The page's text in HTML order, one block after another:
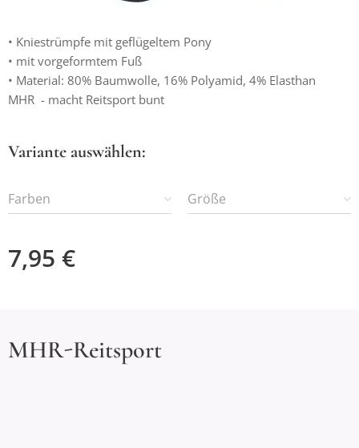
• Kniestrümpfe mit geflügeltem Pony
• mit vorgeformtem Fuß
• Material: 80% Baumwolle, 16% Polyamid, 4% Elasthan
MHR - macht Reitsport bunt
Variante auswählen:
Farben Größe
7,95 €
MHR-Reitsport